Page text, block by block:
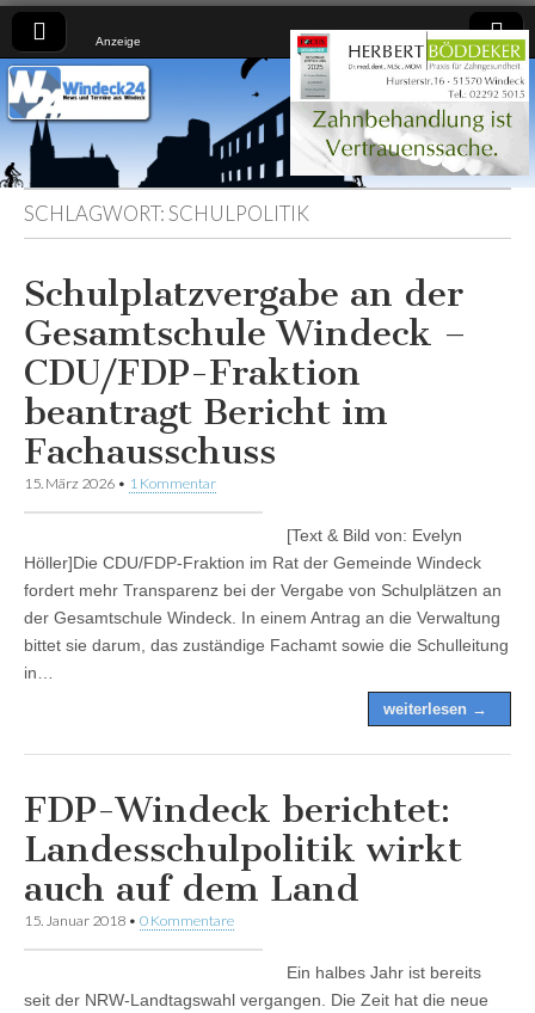
Anzeige
Windeck24
Nachrichten
aus dem
Ländchen
für das
Ländchen
SCHLAGWORT:SCHULPOLITIK
Schulplatzvergabe an der
Gesamtschule Windeck –
CDU/FDP-Fraktion
beantragt Bericht im
Fachausschuss
15. März 2026 • 1 Kommentar
[Text & Bild von: Evelyn
Höller]Die CDU/FDP-Fraktion im Rat der Gemeinde Windeck
fordert mehr Transparenz bei der Vergabe von Schulplätzen an
der Gesamtschule Windeck. In einem Antrag an die Verwaltung
bittet sie darum, das zuständige Fachamt sowie die Schulleitung
in…
weiterlesen →
FDP-Windeck berichtet:
Landesschulpolitik wirkt
auch auf dem Land
15. Januar 2018 • 0 Kommentare
Ein halbes Jahr ist bereits
seit der NRW-Landtagswahl vergangen. Die Zeit hat die neue